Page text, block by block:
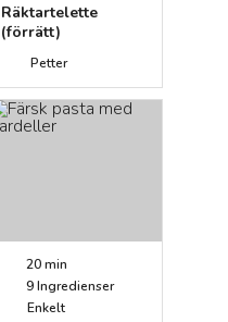
Räktartelette
(förrätt)
Petter
20 min
9Ingredienser
Enkelt